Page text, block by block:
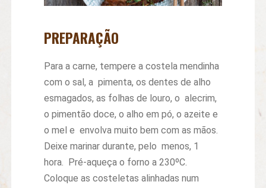
PREPARAÇÃO
Para a carne, tempere a costela mendinha
com o sal, a pimenta, os dentes de alho
esmagados, as folhas de louro, o alecrim,
o pimentão doce, o alho em pó, o azeite e
o mel e envolva muito bem com as mãos.
Deixe marinar durante, pelo menos, 1
hora. Pré-aqueça o forno a 230ºC.
Coloque as costeletas alinhadas num